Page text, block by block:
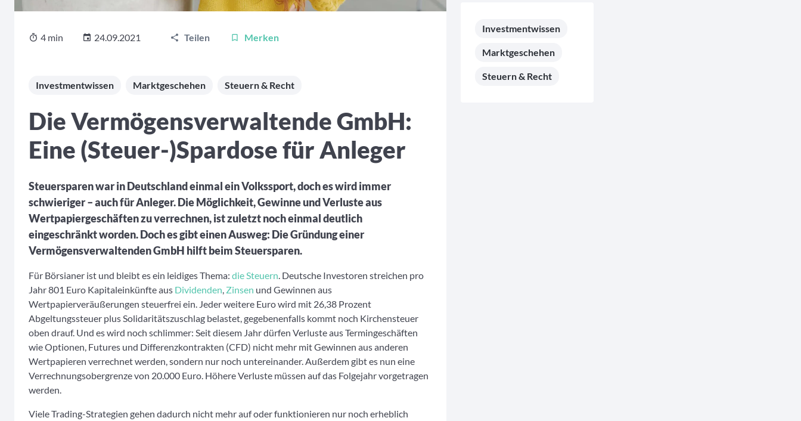
4 min 24.09.2021 Teilen Merken
Investmentwissen Marktgeschehen Steuern & Recht
Die Vermögensverwaltende GmbH:
Eine (Steuer-)Spardose für Anleger
Steuersparen war in Deutschland einmal ein Volkssport, doch es wird immer
schwieriger – auch für Anleger. Die Möglichkeit, Gewinne und Verluste aus
Wertpapiergeschäften zu verrechnen, ist zuletzt noch einmal deutlich
eingeschränkt worden. Doch es gibt einen Ausweg: Die Gründung einer
Vermögensverwaltenden GmbH hilft beim Steuersparen.
Für Börsianer ist und bleibt es ein leidiges Thema: die Steuern . Deutsche Investoren streichen pro
Jahr 801 Euro Kapitaleinkünfte aus Dividenden Zinsen und Gewinnen aus
Wertpapierveräußerungen steuerfrei ein. Jeder weitere Euro wird mit 26,38 Prozent
Abgeltungssteuer plus Solidaritätszuschlag belastet, gegebenenfalls kommt noch Kirchensteuer
oben drauf. Und es wird noch schlimmer: Seit diesem Jahr dürfen Verluste aus Termingeschäften
wie Optionen, Futures und Differenzkontrakten (CFD) nicht mehr mit Gewinnen aus anderen
Wertpapieren verrechnet werden, sondern nur noch untereinander. Außerdem gibt es nun eine
Verrechnungsobergrenze von 20.000 Euro. Höhere Verluste müssen auf das Folgejahr vorgetragen
werden.
Viele Trading-Strategien gehen dadurch nicht mehr auf oder funktionieren nur noch erheblich
Investmentwissen
Marktgeschehen
Steuern & Recht